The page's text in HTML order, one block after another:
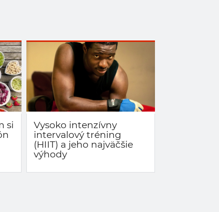
si
Vysoko intenzívny
intervalový tréning
(HIIT) a jeho najväčšie
výhody